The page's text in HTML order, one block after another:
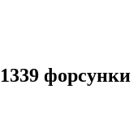
форсунки